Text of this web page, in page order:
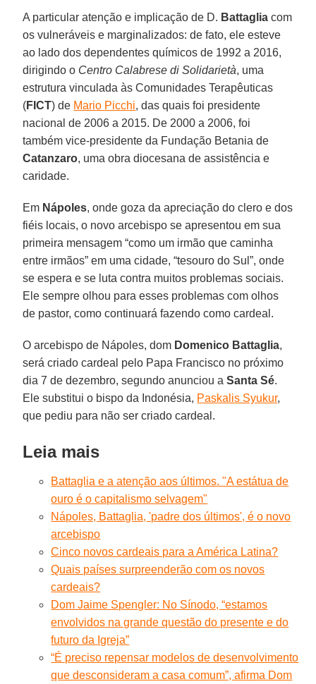
A particular atenção e implicação de D. Battaglia com
os vulneráveis e marginalizados: de fato, ele esteve
ao lado dos dependentes químicos de 1992 a 2016,
dirigindo o Centro Calabrese di Solidarietà, uma
estrutura vinculada às Comunidades Terapêuticas
(FICT) de Mario Picchi, das quais foi presidente
nacional de 2006 a 2015. De 2000 a 2006, foi
também vice-presidente da Fundação Betania de
Catanzaro, uma obra diocesana de assistência e
caridade.
Em Nápoles, onde goza da apreciação do clero e dos
fiéis locais, o novo arcebispo se apresentou em sua
primeira mensagem “como um irmão que caminha
entre irmãos” em uma cidade, “tesouro do Sul”, onde
se espera e se luta contra muitos problemas sociais.
Ele sempre olhou para esses problemas com olhos
de pastor, como continuará fazendo como cardeal.
O arcebispo de Nápoles, dom Domenico Battaglia,
será criado cardeal pelo Papa Francisco no próximo
dia 7 de dezembro, segundo anunciou aSanta Sé.
Ele substitui o bispo da Indonésia, Paskalis Syukur,
que pediu para não ser criado cardeal.
Leia mais
Battaglia e a atenção aos últimos. "A estátua de
ouro é o capitalismo selvagem"
Nápoles, Battaglia, 'padre dos últimos', é o novo
arcebispo
Cinco novos cardeais para a América Latina?
Quais países surpreenderão com os novos
cardeais?
Dom Jaime Spengler: No Sínodo, “estamos
envolvidos na grande questão do presente e do
futuro da Igreja”
“É preciso repensar modelos de desenvolvimento
que desconsideram a casa comum”, afirma Dom